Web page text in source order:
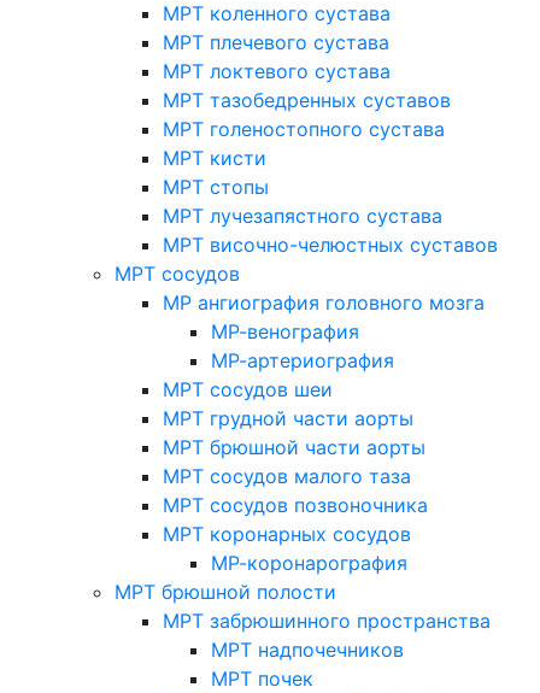
МРТ коленного сустава
МРТ плечевого сустава
МРТ локтевого сустава
МРТ тазобедренных суставов
МРТ голеностопного сустава
МРТ кисти
МРТ стопы
МРТ лучезапястного сустава
МРТ височно-челюстных суставов
МРТ сосудов
МР ангиография головного мозга
МР-венография
МР-артериография
МРТ сосудов шеи
МРТ грудной части аорты
МРТ брюшной части аорты
МРТ сосудов малого таза
МРТ сосудов позвоночника
МРТ коронарных сосудов
МР-коронарография
МРТ брюшной полости
МРТ забрюшинного пространства
МРТ надпочечников
МРТ почек